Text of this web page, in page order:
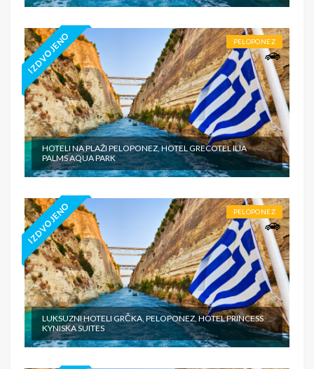
IZDVOJENO PELOPONEZ
HOTELI NA PLAŽI PELOPONEZ, HOTEL GRECOTEL ILIA
PALMS AQUA PARK
IZDVOJENO PELOPONEZ
LUKSUZNI HOTELI GRČKA, PELOPONEZ, HOTEL PRINCESS
KYNISKA SUITES